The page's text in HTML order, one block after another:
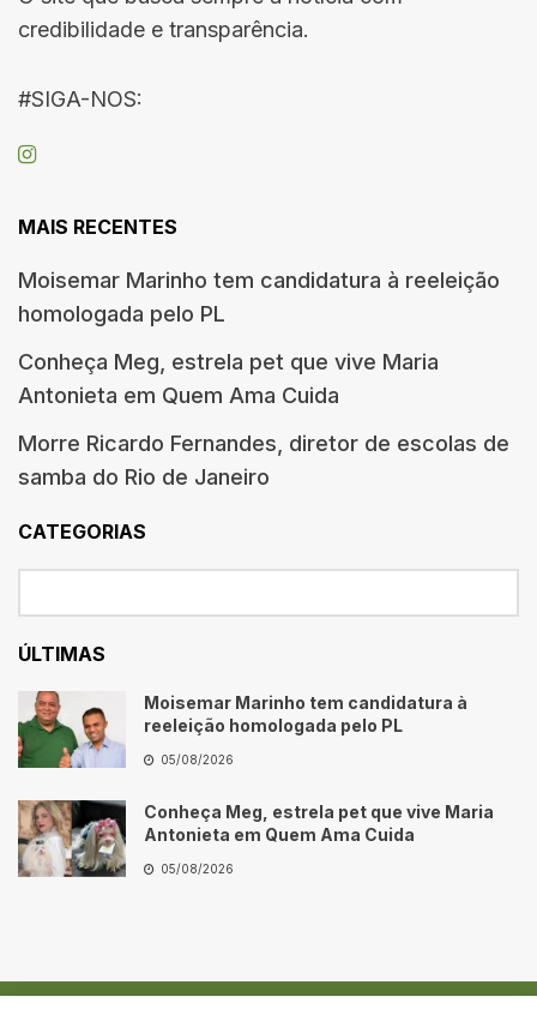
credibilidade e transparência.
#SIGA-NOS:
MAIS RECENTES
Moisemar Marinho tem candidatura à reeleição
homologada pelo PL
Conheça Meg, estrela pet que vive Maria
Antonieta em Quem Ama Cuida
Morre Ricardo Fernandes, diretor de escolas de
samba do Rio de Janeiro
CATEGORIAS
ÚLTIMAS
Moisemar Marinho tem candidatura à
reeleição homologada pelo PL
05/08/2026
Conheça Meg, estrela pet que vive Maria
Antonieta em Quem Ama Cuida
05/08/2026